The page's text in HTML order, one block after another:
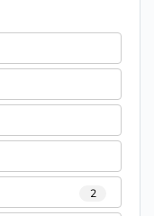
2